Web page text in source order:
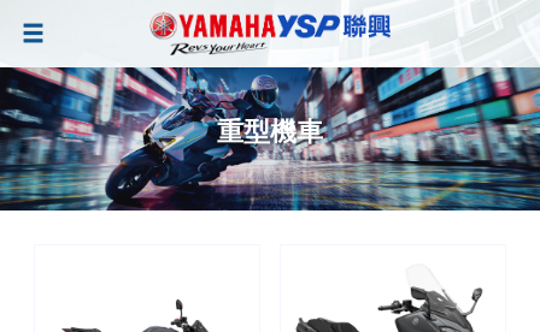
重型機車